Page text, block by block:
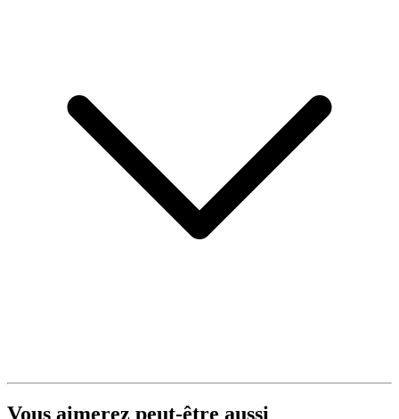
Vous aimerez peut-être aussi